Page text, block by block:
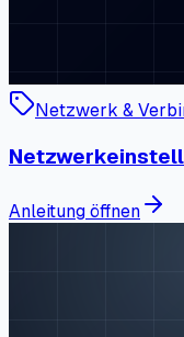
Netzwerk &
Anleitung öffnen